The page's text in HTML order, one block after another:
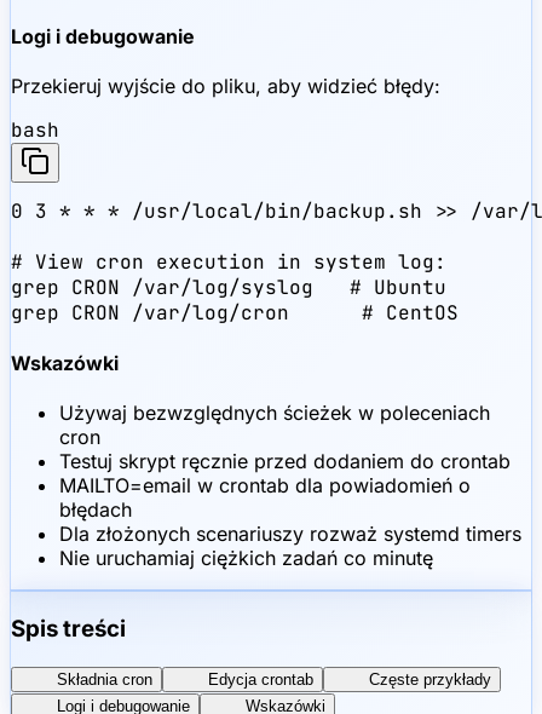
Logi i debugowanie
Przekieruj wyjście do pliku, aby widzieć błędy:
bash
0 3 * * * /usr/local/bin/backup.sh >> /var/
# View cron execution in system log:
grep CRON /var/log/syslog   # Ubuntu
grep CRON /var/log/cron      # CentOS
Wskazówki
Używaj bezwzględnych ścieżek w poleceniach
cron
Testuj skrypt ręcznie przed dodaniem do crontab
MAILTO=email w crontab dla powiadomień o
błędach
Dla złożonych scenariuszy rozważ systemd timers
Nie uruchamiaj ciężkich zadań co minutę
Spis treści
Składnia cron Edycja crontab
Częste przykłady
Logi i debugowanie
Wskazówki